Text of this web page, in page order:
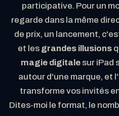
participative. Pour un
regarde dans la même
de prix, un lancement,
et les grandes illusions
magie digitalesur iPad
autour d'une marque, et l'
transforme vos invités
Dites-moi le format, le